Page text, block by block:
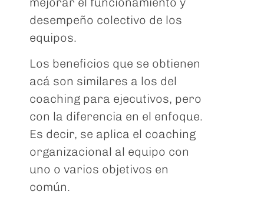
desempeño colectivo de los
equipos.
Los beneficios que se obtienen
acá son similares a los del
coaching para ejecutivos, pero
con la diferencia en el enfoque.
Es decir, se aplica el coaching
organizacional al equipo con
uno o varios objetivos en
común.